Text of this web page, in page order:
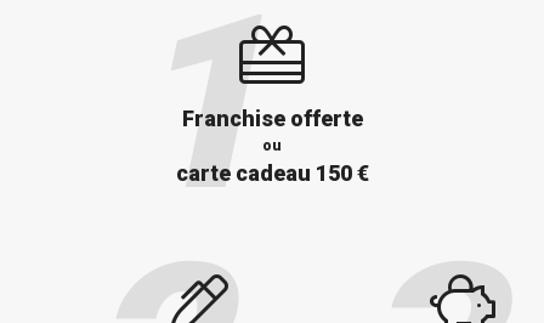
Franchise offerte
ou
carte cadeau 150 €